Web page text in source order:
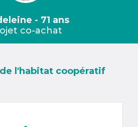
- 71 ans
co-achat
de l'habitat coopératif